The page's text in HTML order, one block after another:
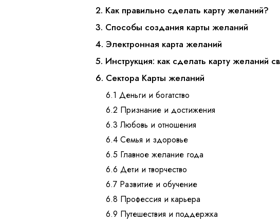
2. Как правильно сделать карту желаний?
3. Способы создания карты желаний
4. Электронная карта желаний
5. Инструкция: как сделать карту желаний
6. Сектора Карты желаний
6.1 Деньги и богатство
6.2 Признание и достижения
6.3 Любовь и отношения
6.4 Семья и здоровье
6.5 Главное желание года
6.6 Дети и творчество
6.7 Развитие и обучение
6.8 Профессия и карьера
6.9 Путешествия и поддержка